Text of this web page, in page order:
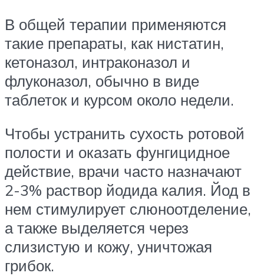
В общей терапии применяются
такие препараты, как нистатин,
кетоназол, интраконазол и
флуконазол, обычно в виде
таблеток и курсом около недели.
Чтобы устранить сухость ротовой
полости и оказать фунгицидное
действие, врачи часто назначают
2-3% раствор йодида калия. Йод в
нем стимулирует слюноотделение,
а также выделяется через
слизистую и кожу, уничтожая
грибок.